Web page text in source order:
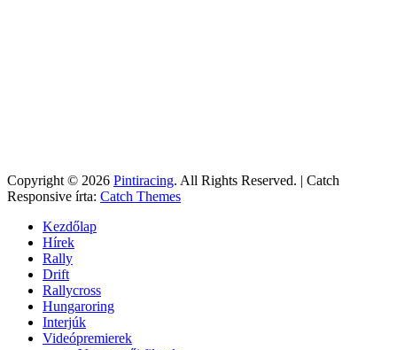
Copyright © 2026 Pintiracing. All Rights Reserved. | Catch
Responsive írta: Catch Themes
görgetésKezdőlap
Hírek
Rally
Drift
Rallycross
Hungaroring
Interjúk
Videópremierek